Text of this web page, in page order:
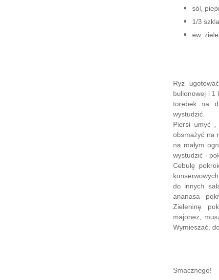
sól,
1/3
ew.
Ryż
bulionowej i 1
torebek na
wystudzić.
Piersi umyć
obsmażyć na
na małym
wystudzić -
Cebulę
do innych
ananasa
Zieleninę
majonez,
Wymieszać,
Smacznego!